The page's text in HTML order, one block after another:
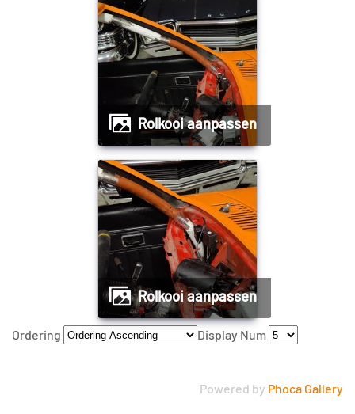
Rolkooi aanpassen
Rolkooi aanpassen
Ordering Display Num
Powered by Phoca Gallery